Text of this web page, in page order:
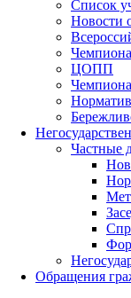
Список
Новости
ЦОПП
Частные
Обращения